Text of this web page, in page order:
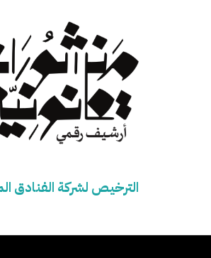
الترخيص لشركة الفنادق